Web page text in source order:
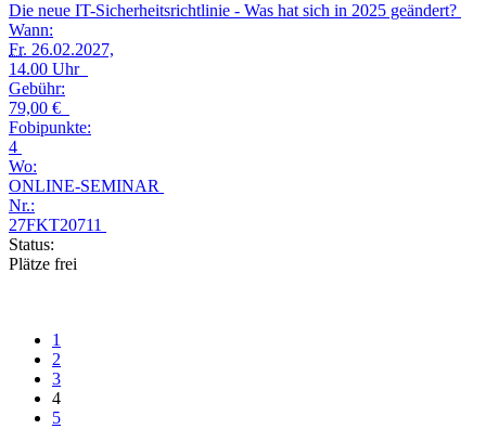
Die neue IT-Sicherheitsrichtlinie - Was hat sich in 2025 geändert?
Wann:
Fr. 26.02.2027,
14.00 Uhr
Gebühr:
79,00 €
Fobipunkte:
4
Wo:
ONLINE-SEMINAR
Nr.:
27FKT20711
Status:
Plätze frei
1
2
3
4
5